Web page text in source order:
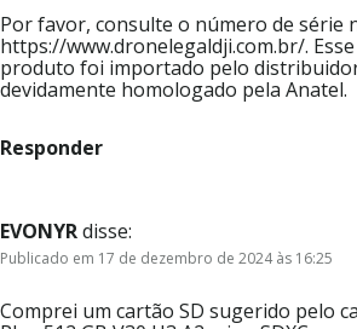
Por favor, consulte o número de série
https://www.dronelegaldji.com.br/.
produto foi importado pelo
devidamente homologado pela Anatel.
Responder
EVONYRdisse:
Publicado em 17 de dezembro de 2024 às 16:25
Comprei um cartão SD sugerido pelo